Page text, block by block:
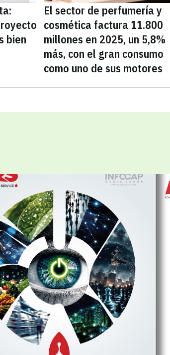
bien
El sector de perfumería y
cosmética factura 11.800
millones en 2025, un 5,8%
más, con el gran consumo
como uno de sus motores